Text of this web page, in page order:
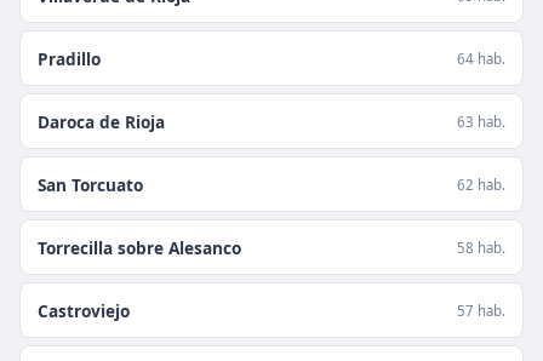
Pradillo 64 hab.
Daroca de Rioja 63 hab.
San Torcuato 62 hab.
Torrecilla sobre Alesanco 58 hab.
Castroviejo 57 hab.